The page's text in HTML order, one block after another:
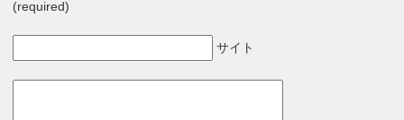
(required)
サイト